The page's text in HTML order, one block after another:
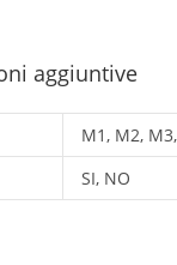
aggiuntive
M1, M2,
SI, NO